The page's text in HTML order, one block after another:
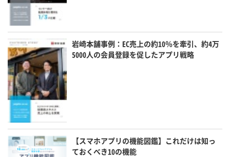
岩崎本舗事例：EC売上の約10％を牽引、約4万
5000人の会員登録を促したアプリ戦略
【スマホアプリの機能図鑑】これだけは知っ
ておくべき10の機能